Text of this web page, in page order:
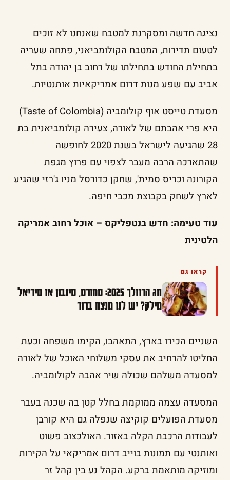
נציגה חדשה ומסקרנת למטבח שאנחנו לא זוכים
לטעום תדירות, המטבח הקולומביאני, פתחה שעריה
בתחילת החודש בתחילתו של רחוב בן יהודה בתל
אביב עם שפע מנות דרום אמריקאיות אותנטיות.
מסעדת טייסט אוף קולומביה (Taste of Colombia)
היא פרי אהבתם של לאורה, צעירה קולומביאנית בת
28 שהגיעה לישראל בשנת 2020 לחופשה
שהתארכה הרבה מעבר לצפוי עם פרוץ מגפת
הקורונה וכריס סמית', שחקן כדורסל מניו ג'רזי שהגיע
לארץ לשחק בקבוצת מכבי חיפה.
עוד טעימה: חדש בנטפליקס – אוכל רחוב אמריקה
הלטינית
קראו גם
חג הרוזלך 2025: סמורס, סינבון או סיריאל
מילק? יש לנו מנצח ברור
השניים הכירו בארץ, התאהבו, הקימו משפחה וכעת
החליטו להרחיב את עסקי משלוחי האוכל של לאורה
למסעדה משלהם שכולה שיר אהבה לקולומביה.
המסעדה עצמה ממוקמת בחלל קטן בה שכנה בעבר
מסעדת הפועלים קוקיצה שנפלה גם היא קורבן
לעבודות הרכבת הקלה באזור. האולכצוב פשוט
ואותנטי עם תמונות בוייב דרום אמריקאי על הקירות
ומוזיקה מותאמת ברקע. הקהל נע בין קהל זר